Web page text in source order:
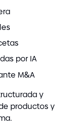
por IA
M&A
y
productos y